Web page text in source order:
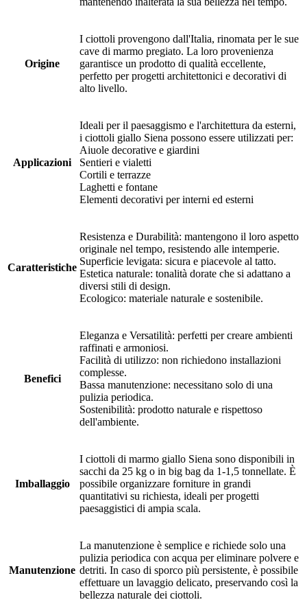
Origine
I ciottoli provengono dall'Italia, rinomata per le sue
cave di marmo pregiato. La loro provenienza
garantisce un prodotto di qualità eccellente,
perfetto per progetti architettonici e decorativi di
alto livello.
Applicazioni
Ideali per il paesaggismo e l'architettura da esterni,
i ciottoli giallo Siena possono essere utilizzati per:
Aiuole decorative e giardini
Sentieri e vialetti
Cortili e terrazze
Laghetti e fontane
Elementi decorativi per interni ed esterni
Caratteristiche
Resistenza e Durabilità: mantengono il loro aspetto
originale nel tempo, resistendo alle intemperie.
Superficie levigata: sicura e piacevole al tatto.
Estetica naturale: tonalità dorate che si adattano a
diversi stili di design.
Ecologico: materiale naturale e sostenibile.
Benefici
Eleganza e Versatilità: perfetti per creare ambienti
raffinati e armoniosi.
Facilità di utilizzo: non richiedono installazioni
complesse.
Bassa manutenzione: necessitano solo di una
pulizia periodica.
Sostenibilità: prodotto naturale e rispettoso
dell'ambiente.
Imballaggio
I ciottoli di marmo giallo Siena sono disponibili in
sacchi da 25 kg o in big bag da 1-1,5 tonnellate. È
possibile organizzare forniture in grandi
quantitativi su richiesta, ideali per progetti
paesaggistici di ampia scala.
Manutenzione
La manutenzione è semplice e richiede solo una
pulizia periodica con acqua per eliminare polvere e
detriti. In caso di sporco più persistente, è possibile
effettuare un lavaggio delicato, preservando così la
bellezza naturale dei ciottoli.